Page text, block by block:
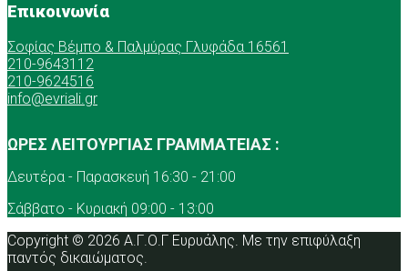
Επικοινωνία
Σοφίας Βέμπο & Παλμύρας Γλυφάδα 16561
210-9643112
210-9624516
info@evriali.gr
ΩΡΕΣ ΛΕΙΤΟΥΡΓΙΑΣ ΓΡΑΜΜΑΤΕΙΑΣ :
Δευτέρα - Παρασκευή 16:30 - 21:00
Σάββατο - Κυριακή 09:00 - 13:00
Copyright © 2026 Α.Γ.Ο.Γ Ευρυάλης. Με την επιφύλαξη
παντός δικαιώματος.